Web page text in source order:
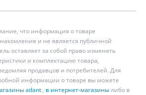
что информация о товаре
и не является публичной
оставляет за собой право изменять
и комплектацию товара,
продавцов и потребителей. Для
информации о товаре вы можете
atlant , в интернет-магазинылибо в